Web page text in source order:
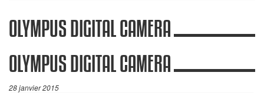
OLYMPUS DIGITAL CAMERA
OLYMPUS DIGITAL CAMERA
28 janvier 2015